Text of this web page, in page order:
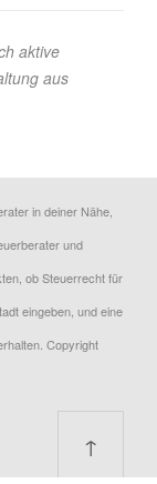
aktive
aus
in deiner Nähe,
und
ob Steuerrecht für
eingeben, und eine
Copyright
↑